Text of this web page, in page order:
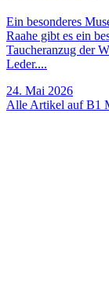
Ein besonderes
Raahe gibt es ein
Taucheranzug der
Leder....
24. Mai 2026
Alle Artikel auf B1